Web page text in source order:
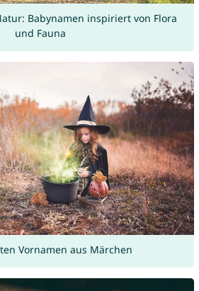
Babynamen inspiriert von Flora
und Fauna
Vornamen aus Märchen